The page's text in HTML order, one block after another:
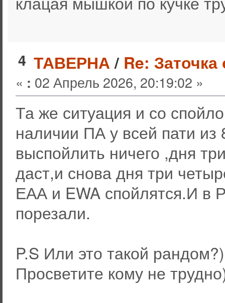
4 ТАВЕРНА/ Re:
« : 02 Апрель 2026, 20:19:02 »
Та же ситуация и со
наличии ПА у всей пати
выспойлить ничего ,дня
даст,и снова дня три
ЕАА и EWA спойлятся.И в
порезали.
P.S Или это такой рандом?)
Просветите кому не